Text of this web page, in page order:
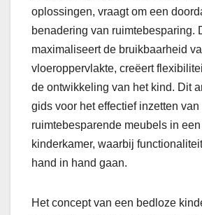
oplossingen, vraagt om een
benadering van ruimtebesparing.
maximaliseert de bruikbaarheid
vloeroppervlakte, creëert
de ontwikkeling van het kind. Dit
gids voor het effectief inzetten van
ruimtebesparende meubels in
kinderkamer, waarbij
hand in hand gaan.
Het concept van een bedloze